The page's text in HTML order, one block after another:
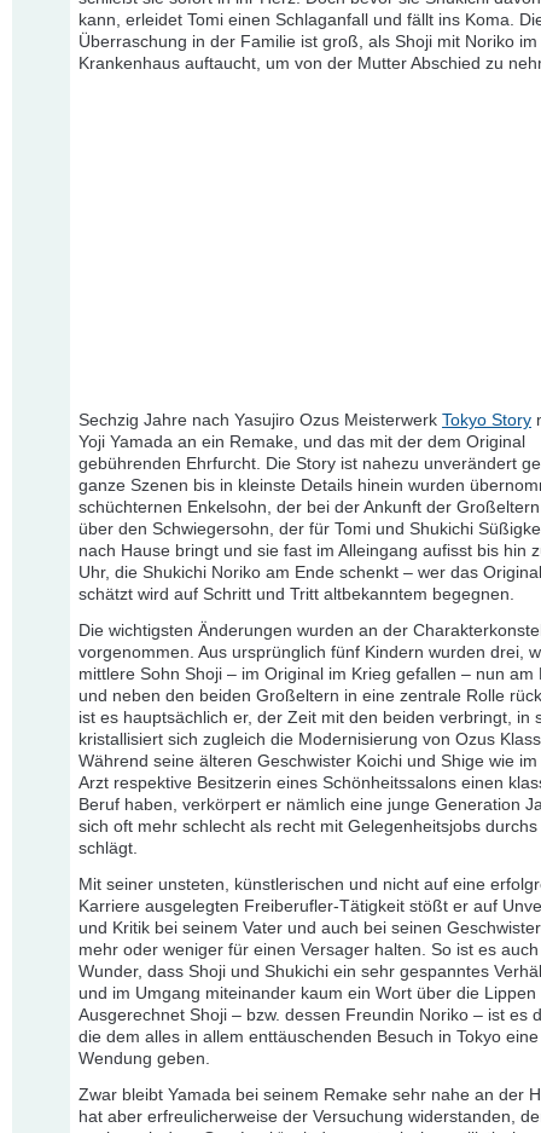
kann, erleidet Tomi einen Schlaganfall und fällt ins Koma.
Überraschung in der Familie ist groß, als Shoji mit Noriko im
Krankenhaus auftaucht, um von der Mutter Abschied zu
Sechzig Jahre nach Yasujiro Ozus Meisterwerk Tokyo Story
Yoji Yamada an ein Remake, und das mit der dem Original
gebührenden Ehrfurcht. Die Story ist nahezu unverändert
ganze Szenen bis in kleinste Details hinein wurden
schüchternen Enkelsohn, der bei der Ankunft der
über den Schwiegersohn, der für Tomi und Shukichi
nach Hause bringt und sie fast im Alleingang aufisst bis hin
Uhr, die Shukichi Noriko am Ende schenkt – wer das
schätzt wird auf Schritt und Tritt altbekanntem begegnen.
Die wichtigsten Änderungen wurden an der
vorgenommen. Aus ursprünglich fünf Kindern wurden drei,
mittlere Sohn Shoji – im Original im Krieg gefallen – nun am
und neben den beiden Großeltern in eine zentrale Rolle
ist es hauptsächlich er, der Zeit mit den beiden verbringt, in
kristallisiert sich zugleich die Modernisierung von Ozus
Während seine älteren Geschwister Koichi und Shige wie
Arzt respektive Besitzerin eines Schönheitssalons einen
Beruf haben, verkörpert er nämlich eine junge Generation
sich oft mehr schlecht als recht mit Gelegenheitsjobs
schlägt.
Mit seiner unsteten, künstlerischen und nicht auf eine
Karriere ausgelegten Freiberufler-Tätigkeit stößt er auf
und Kritik bei seinem Vater und auch bei seinen
mehr oder weniger für einen Versager halten. So ist es
Wunder, dass Shoji und Shukichi ein sehr gespanntes
und im Umgang miteinander kaum ein Wort über die Lippen
Ausgerechnet Shoji – bzw. dessen Freundin Noriko – ist es
die dem alles in allem enttäuschenden Besuch in Tokyo
Wendung geben.
Zwar bleibt Yamada bei seinem Remake sehr nahe an der
hat aber erfreulicherweise der Versuchung widerstanden,